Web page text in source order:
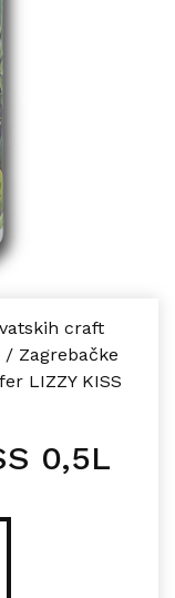
craft
/ Zagrebačke
LIZZY KISS
0,5L